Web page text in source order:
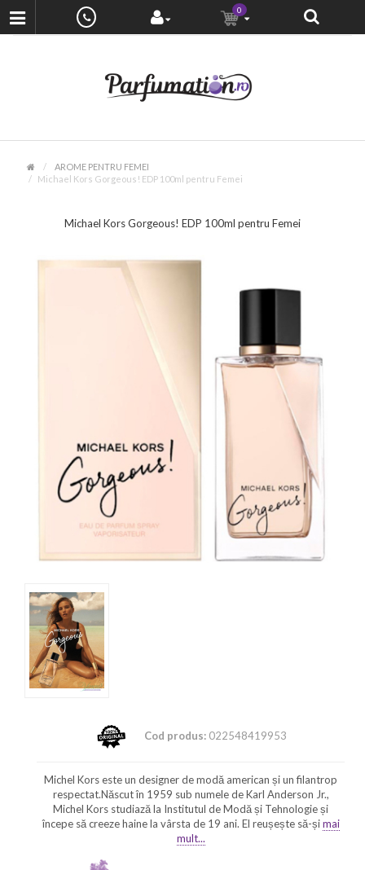
0
AROME PENTRU FEMEI
Michael Kors Gorgeous! EDP 100ml pentru Femei
Michael Kors Gorgeous! EDP 100ml pentru Femei
Cod produs:022548419953
Michel Kors este un designer de modă american și un filantrop
respectat.Născut în 1959 sub numele de Karl Anderson Jr.,
Michel Kors studiază la Institutul de Modă și Tehnologie și
începe să creeze haine la vârsta de 19 ani. El reușește să-șimai
mult...